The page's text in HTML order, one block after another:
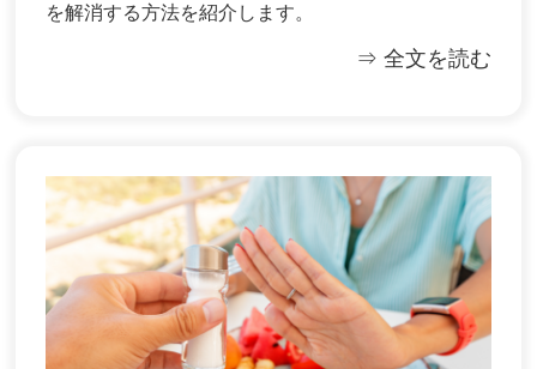
を解消する方法を紹介します。
⇒ 全文を読む